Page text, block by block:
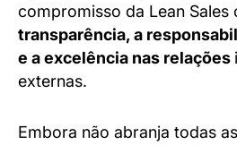
compromisso da Lean Sales
transparência, a
e a excelência nas relações
externas.
Embora não abranja todas